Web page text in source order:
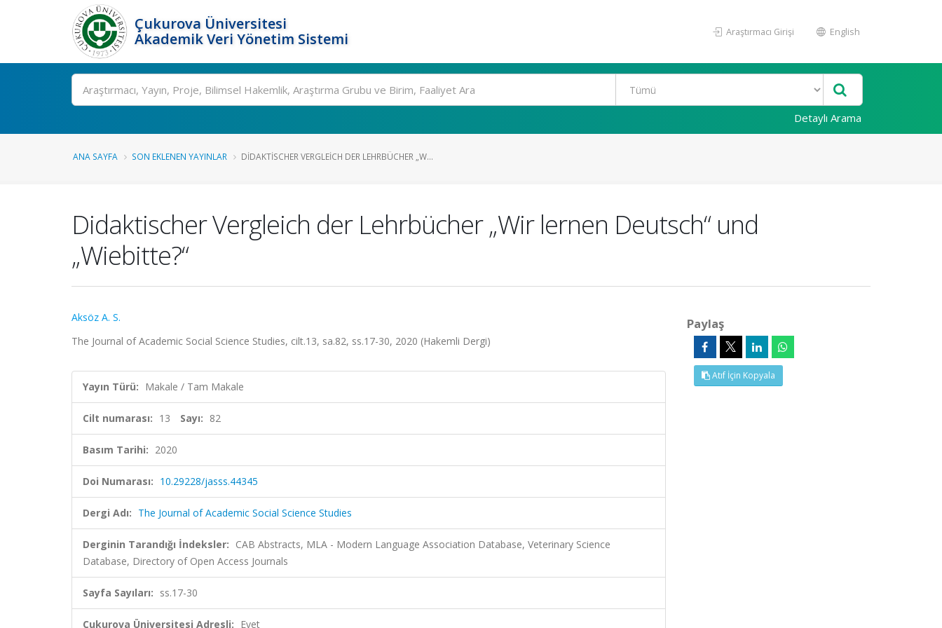
Çukurova Üniversitesi
Akademik Veri Yönetim Sistemi
Araştırmacı Girişi English
Ara
Detaylı Arama
ANA SAYFA SON EKLENEN YAYINLAR DIDAKTISCHER VERGLEICH DER LEHRBÜCHER „W...
Didaktischer Vergleich der Lehrbücher „Wir lernen Deutsch“ und
„Wiebitte?“
Aksöz A. S.
The Journal of Academic Social Science Studies, cilt.13, sa.82, ss.17-30, 2020 (Hakemli Dergi)
Yayın Türü: Makale / Tam Makale
Cilt numarası: 13 Sayı: 82
Basım Tarihi: 2020
Doi Numarası: 10.29228/jasss.44345
Dergi Adı: The Journal of Academic Social Science Studies
Derginin Tarandığı İndeksler: CAB Abstracts, MLA - Modern Language Association Database, Veterinary Science
Database, Directory of Open Access Journals
Sayfa Sayıları: ss.17-30
Çukurova Üniversitesi Adresli: Evet
Paylaş
Atıf İçin Kopyala